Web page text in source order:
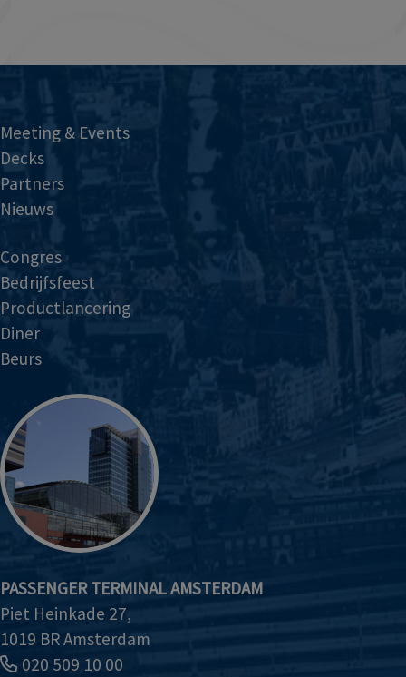
Meeting & Events
Decks
Partners
Nieuws
Congres
Bedrijfsfeest
Productlancering
Diner
Beurs
PASSENGER TERMINAL AMSTERDAM
Piet Heinkade 27,
1019 BR Amsterdam
020 509 10 00